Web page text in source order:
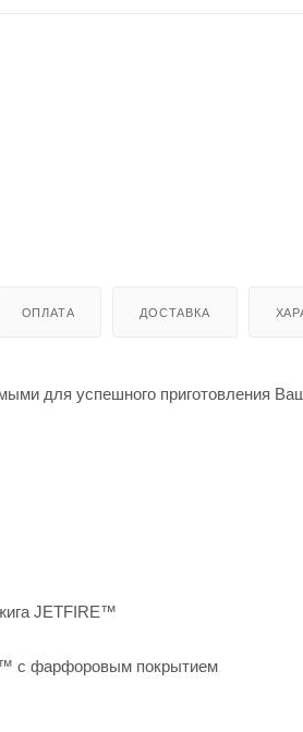
ОПЛАТА ДОСТАВКА
для успешного приготовления
JETFIRE™
с фарфоровым покрытием